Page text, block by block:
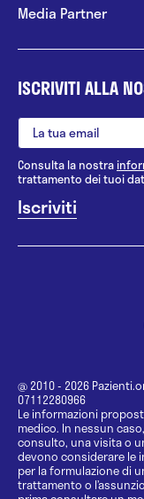
Media Partner
ISCRIVITI ALLA
Consulta la nostra
trattamento dei tuoi
@ 2010 - 2026
07112280966
Le informazioni
medico. In nessun
consulto, una visita o
devono considerare le
per la formulazione di
trattamento o